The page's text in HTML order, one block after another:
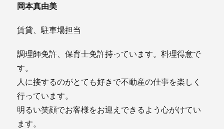
岡本真由美
賃貸、駐車場担当
調理師免許、保育士免許持っています。料理得意で
す。
人に接するのがとても好きで不動産の仕事を楽しく
行っています。
明るい笑顔でお客様をお迎えできるよう心がけてい
ます。